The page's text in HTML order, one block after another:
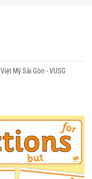
Việt Mỹ Sài Gòn - VUSG